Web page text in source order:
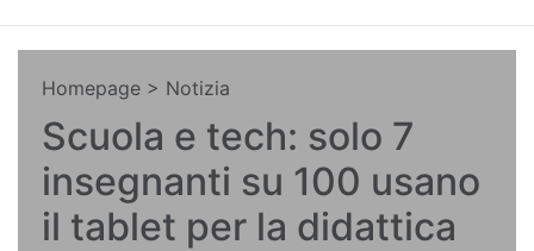
Homepage > Notizia
Scuola e tech: solo 7
insegnanti su 100 usano
il tablet per la didattica